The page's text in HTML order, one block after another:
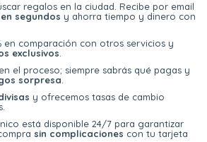
regalos en la ciudad. Recibe por email
segundos y ahorra tiempo y dinero con
en comparación con otros servicios y
exclusivos
el proceso; siempre sabrás qué pagas y
sorpresa
y ofrecemos tasas de cambio
está disponible 24/7 para garantizar
sin complicaciones con tu tarjeta